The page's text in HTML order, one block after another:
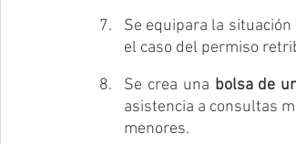
Se equipara la
el caso del permiso
Se crea una bolsa de
asistencia a consultas
menores.